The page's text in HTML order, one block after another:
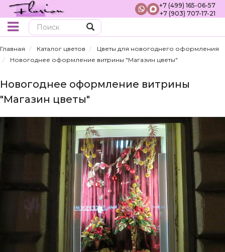
+7 (499) 165-06-57
+7 (903) 707-17-21
Главная Каталог цветов
Цветы для новогоднего оформления
Новогоднее оформление витрины "Магазин цветы"
Новогоднее оформление витрины
"Магазин цветы"